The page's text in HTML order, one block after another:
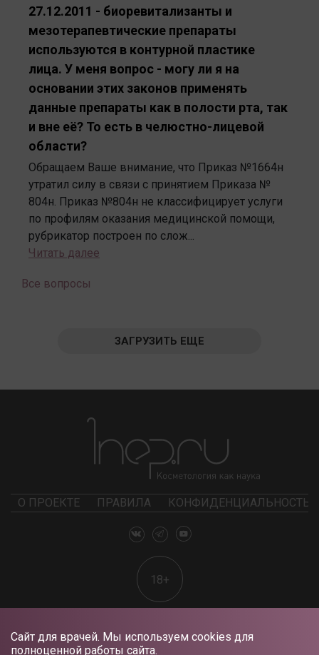
Сайт для врачей. Мы используем cookies для
полноценной работы сайта.
27.12.2011 - биоревитализанты и
мезотерапевтические препараты
используются в контурной пластике
лица. У меня вопрос - могу ли я на
основании этих законов применять
данные препараты как в полости рта, так
и вне её? То есть в челюстно-лицевой
области?
Обращаем Ваше внимание, что Приказ №1664н
утратил силу в связи с принятием Приказа №
804н. Приказ №804н не классифицирует услуги
по профилям оказания медицинской помощи,
рубрикатор построен по слож...
Читать далее
Все вопросы
ЗАГРУЗИТЬ ЕЩЕ
О ПРОЕКТЕ ПРАВИЛА КОНФИДЕНЦИАЛЬНОСТЬ
18+